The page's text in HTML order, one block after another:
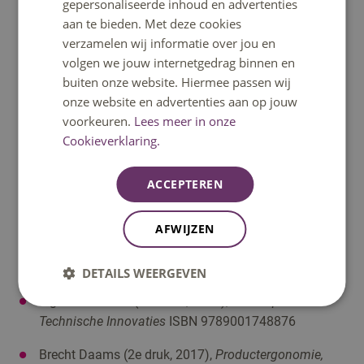
de (paramedische) zorgISBN 9789046907825
Henk Jongman e.a. (editie 3 of 4),Praktijkgerichte
sociale vaardighedenISBN 9789001302399
Romée Snijders e.a.,Flashcards Traumachirurgie &
OrthopedieISBN 9789083190952
Werner Platzer,
Sesam atlas van de anatomie deel 1
BewegingsapparaatISBN 9789006951981
Koos Eissen e.a. (2011),Sketching the basics
9789063695347
Technische Innovaties ISBN 9789001748876
Brecht Daams (2e druk, 2017), Productergonomie,
gepersonaliseerde inhoud en advertenties
aan te bieden. Met deze cookies
verzamelen wij informatie over jou en
volgen we jouw internetgedrag binnen en
buiten onze website. Hiermee passen wij
onze website en advertenties aan op jouw
voorkeuren. Lees meer in onze
Cookieverklaring.
ACCEPTEREN
AFWIJZEN
DETAILS WEERGEVEN